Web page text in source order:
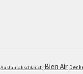
Austauschschlauch Bien Air